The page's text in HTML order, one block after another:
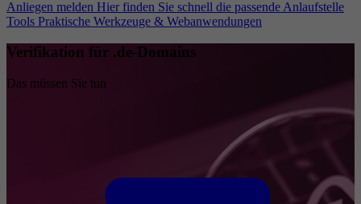
Anliegen melden Hier finden Sie schnell die passende Anlaufstelle
Tools Praktische Werkzeuge & Webanwendungen
Verifikation für .de-Domains
Das müssen Sie tun